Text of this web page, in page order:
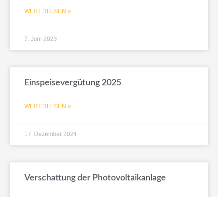
WEITERLESEN »
7. Juni 2023
Einspeisevergütung 2025
WEITERLESEN »
17. Dezember 2024
Verschattung der Photovoltaikanlage